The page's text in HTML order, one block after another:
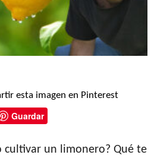
esta imagen en Pinterest
Guardar
cultivar un limonero? Qué te